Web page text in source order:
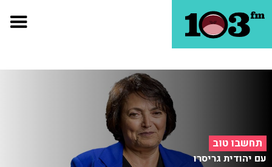
תחשבו טוב
עם יהודית גריסרו